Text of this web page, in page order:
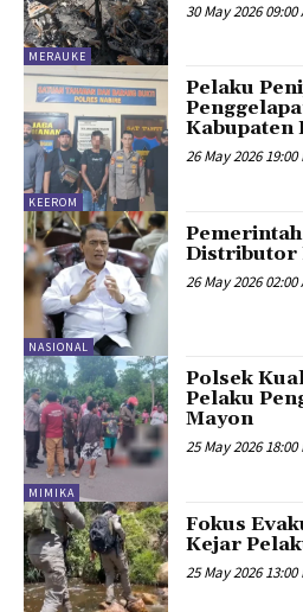
MERAUKE
30 May 2026 09:00
KEEROM
Pelaku
Kabupaten
26 May 2026 19:00
NASIONAL
Distributor
26 May 2026 02:00
MIMIKA
Polsek
Pelaku
Mayon
25 May 2026 18:00
Fokus
Kejar
25 May 2026 13:00